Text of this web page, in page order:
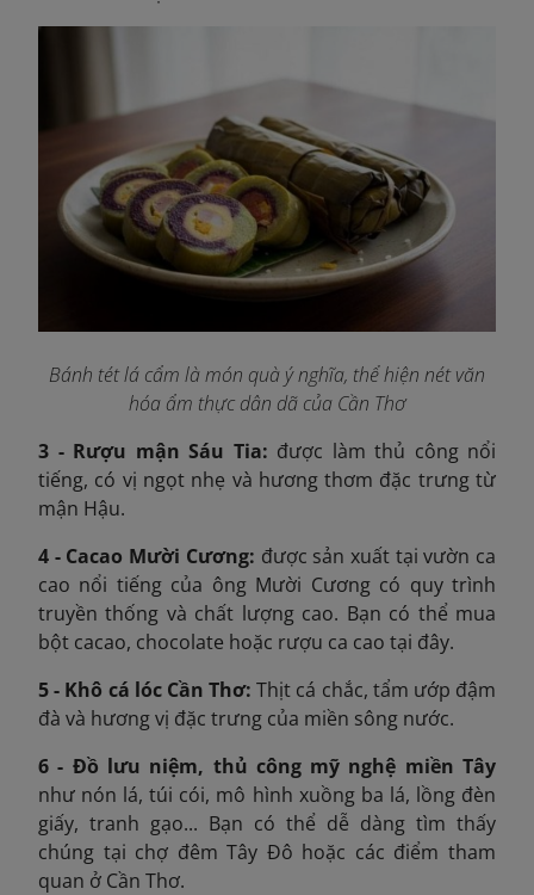
Bánh tét lá cẩm là món quà ý nghĩa, thể hiện nét văn
hóa ẩm thực dân dã của Cần Thơ
3 - Rượu mận Sáu Tia: được làm thủ công nổi
tiếng, có vị ngọt nhẹ và hương thơm đặc trưng từ
mận Hậu.
4 - Cacao Mười Cương: được sản xuất tại vườn ca
cao nổi tiếng của ông Mười Cương có quy trình
truyền thống và chất lượng cao. Bạn có thể mua
bột cacao, chocolate hoặc rượu ca cao tại đây.
5 - Khô cá lóc Cần Thơ:Thịt cá chắc, tẩm ướp đậm
đà và hương vị đặc trưng của miền sông nước.
6 - Đồ lưu niệm, thủ công mỹ nghệ miền Tây
như nón lá, túi cói, mô hình xuồng ba lá, lồng đèn
giấy, tranh gạo... Bạn có thể dễ dàng tìm thấy
chúng tại chợ đêm Tây Đô hoặc các điểm tham
quan ở Cần Thơ.